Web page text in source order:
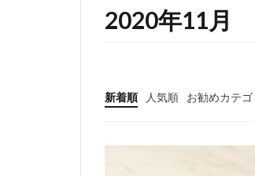
2020年11月
新着順 人気順
お勧めカテゴ
ニュース
自主調査
コラム
カテゴリ